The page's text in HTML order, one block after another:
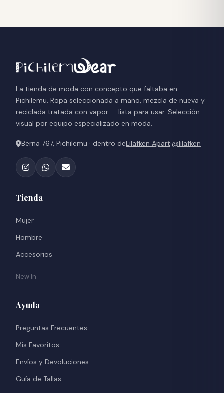
La tienda de moda con concepto que faltaba en
Pichilemu. Ropa seleccionada a mano, mezcla de nueva y
reciclada tratada con vapor — lista para usar. Selección
visual por equipo especializado en moda.
Berna 767, Pichilemu · dentro deLilafken Apart·@lilafken
Tienda
Mujer
Hombre
Accesorios
New In
Ayuda
Preguntas Frecuentes
Mis Favoritos
Envíos y Devoluciones
Guía de Tallas